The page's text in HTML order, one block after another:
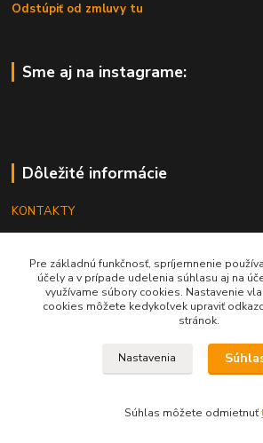
Odstúpiť od zmluvy tu
Sme aj na instagrame:
Dôležité informácie
KONTAKTY
REKLAMÁCIE
KATALÓGY
Pre základnú funkčnosť, spríjemnenie
účely a v prípade udelenia súhlasu aj na
využívame súbory cookies. Nastavenie
cookies môžete kedykoľvek upraviť
stránok.
Nastavenia
Súhlas môžete odmietnuť